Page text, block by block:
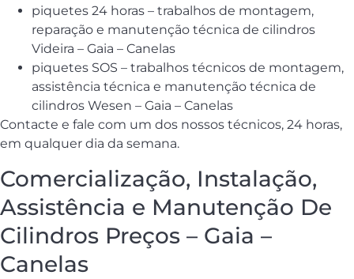
piquetes 24 horas – trabalhos de montagem,
reparação e manutenção técnica de cilindros
Videira – Gaia – Canelas
piquetes SOS – trabalhos técnicos de montagem,
assistência técnica e manutenção técnica de
cilindros Wesen – Gaia – Canelas
Contacte e fale com um dos nossos técnicos, 24 horas,
em qualquer dia da semana.
Comercialização, Instalação,
Assistência e Manutenção De
Cilindros Preços – Gaia –
Canelas